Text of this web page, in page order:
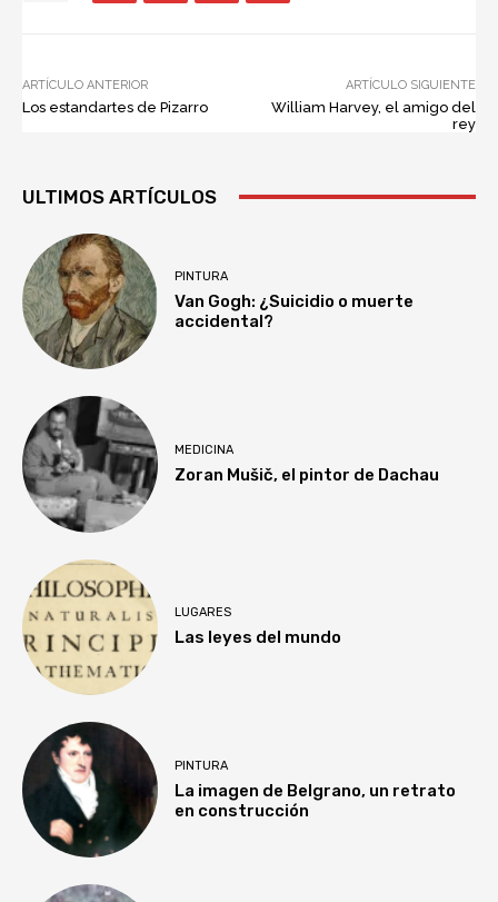
ARTÍCULO ANTERIOR
Los estandartes de Pizarro
ARTÍCULO SIGUIENTE
William Harvey, el amigo del
rey
ULTIMOS ARTÍCULOS
PINTURA
Van Gogh: ¿Suicidio o muerte
accidental?
MEDICINA
Zoran Mušič, el pintor de Dachau
LUGARES
Las leyes del mundo
PINTURA
La imagen de Belgrano, un retrato
en construcción